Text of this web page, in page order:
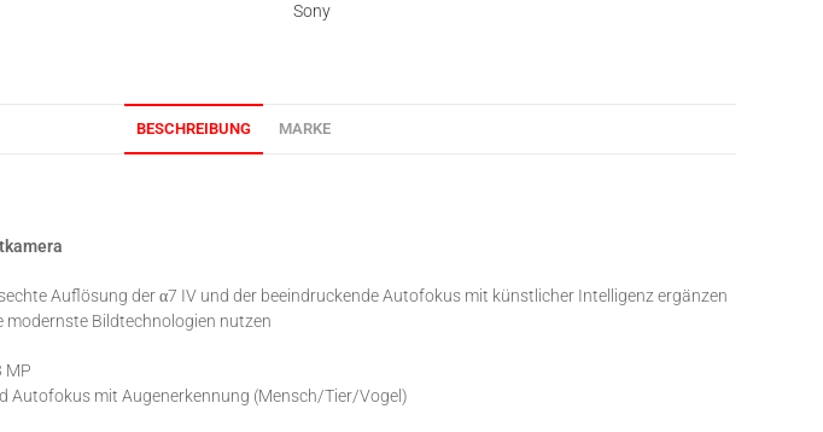
Sony
BESCHREIBUNG MARKE
Auflösung der α7 IV und der beeindruckende Autofokus mit künstlicher Intelligenz ergänzen
modernste Bildtechnologien nutzen
MP
Autofokus mit Augenerkennung (Mensch/Tier/Vogel)